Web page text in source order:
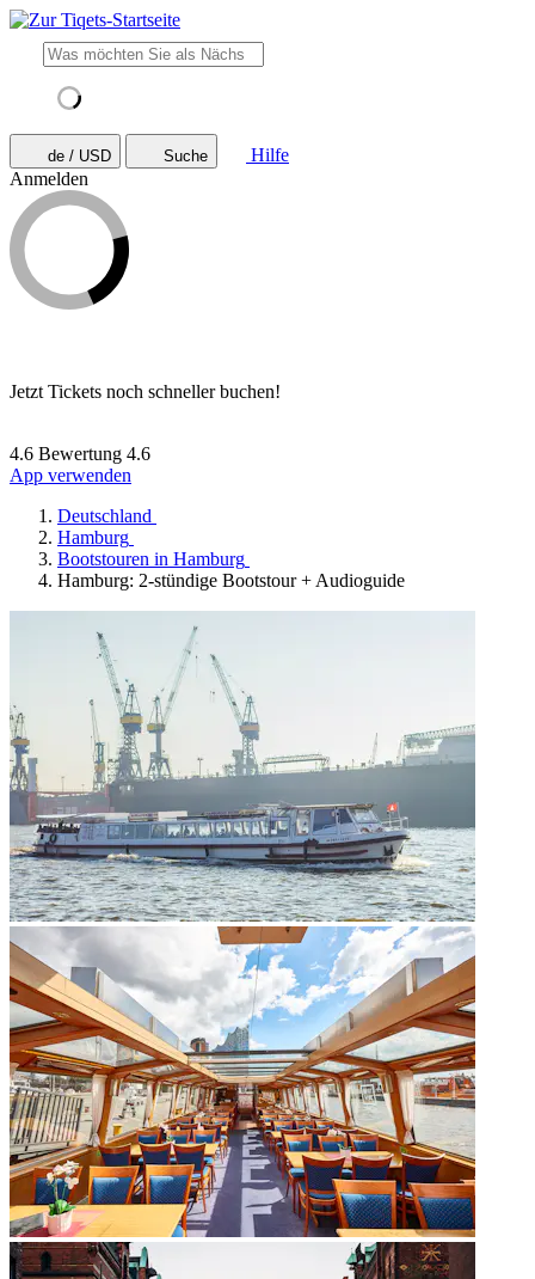
de / USD Suche
Hilfe
Anmelden
Jetzt Tickets noch schneller buchen!
4.6 Bewertung 4.6
App verwenden
Deutschland
Hamburg
Bootstouren in Hamburg
Hamburg: 2-stündige Bootstour + Audioguide